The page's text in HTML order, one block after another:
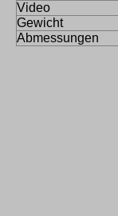
Video
Gewicht
Abmessungen